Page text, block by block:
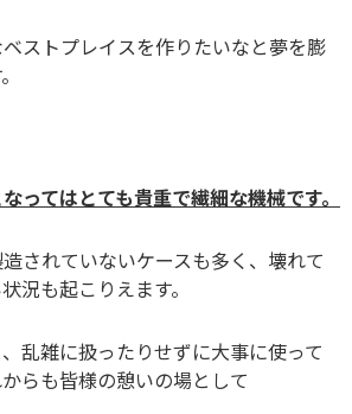
ストプレイスを作りたいなと夢を膨
ってはとても貴重で繊細な機械です。
されていないケースも多く、壊れて
況も起こりえます。
乱雑に扱ったりせずに大事に使って
らも皆様の憩いの場として